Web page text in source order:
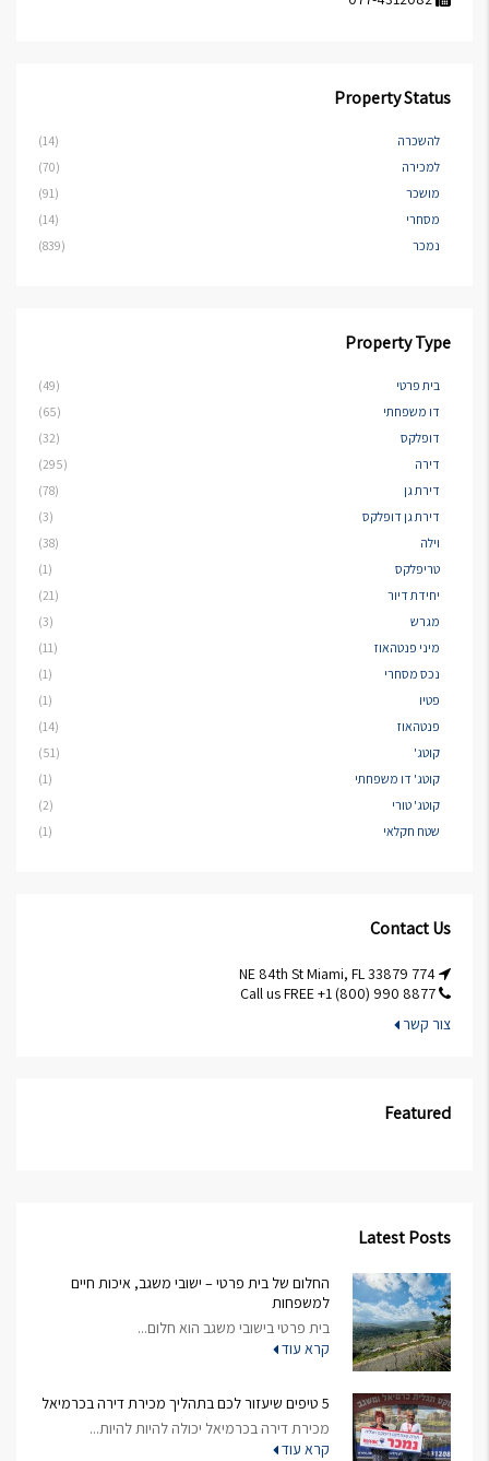
Property Status
להשכרה
(14)
למכירה
(70)
מושכר
(91)
מסחרי
(14)
נמכר
(839)
Property Type
בית פרטי
(49)
דו משפחתי
(65)
דופלקס
(32)
דירה
(295)
דירת גן
(78)
דירת גן דופלקס
(3)
וילה
(38)
טריפלקס
(1)
יחידת דיור
(21)
מגרש
(3)
מיני פנטהאוז
(11)
נכס מסחרי
(1)
פטיו
(1)
פנטהאוז
(14)
קוטג'
(51)
קוטג' דו משפחתי
(1)
קוטג' טורי
(2)
שטח חקלאי
(1)
Contact Us
צור קשר
Featured
Latest Posts
החלום של בית פרטי – ישובי משגב, איכות חיים
למשפחות
בית פרטי בישובי משגב הוא חלום...
קרא עוד
5 טיפים שיעזור לכם בתהליך מכירת דירה בכרמיאל
מכירת דירה בכרמיאל יכולה להיות להיות...
קרא עוד